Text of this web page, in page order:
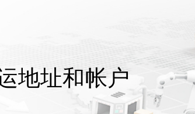
地址和帐户